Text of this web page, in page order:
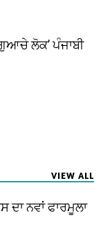
ਗੁਆਚੇ ਲੋਕ’ ਪੰਜਾਬੀ
VIEW ALL
ਦਾ ਨਵਾਂ ਫਾਰਮੂਲਾ